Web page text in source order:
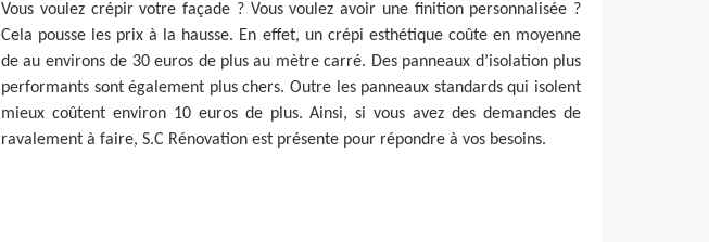
Vous voulez crépir votre façade ? Vous voulez avoir une finition personnalisée ?
Cela pousse les prix à la hausse. En effet, un crépi esthétique coûte en moyenne
de au environs de 30 euros de plus au mètre carré. Des panneaux d’isolation plus
performants sont également plus chers. Outre les panneaux standards qui isolent
mieux coûtent environ 10 euros de plus. Ainsi, si vous avez des demandes de
ravalement à faire, S.C Rénovation est présente pour répondre à vos besoins.